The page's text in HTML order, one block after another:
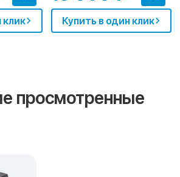
клик Купить в один клик
просмотренные